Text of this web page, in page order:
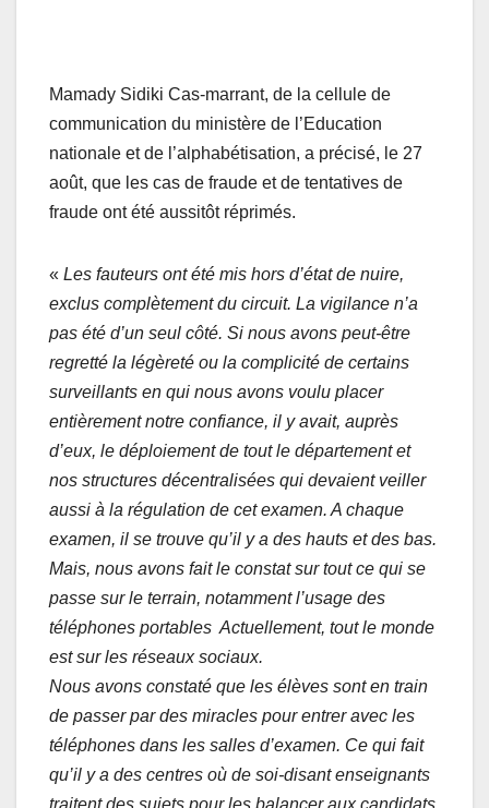
Mamady Sidiki Cas-marrant, de la cellule de
communication du ministère de l’Education
nationale et de l’alphabétisation, a précisé, le 27
août, que les cas de fraude et de tentatives de
fraude ont été aussitôt réprimés.
« Les fauteurs ont été mis hors d’état de nuire,
exclus complètement du circuit. La vigilance n’a
pas été d’un seul côté. Si nous avons peut-être
regretté la légèreté ou la complicité de certains
surveillants en qui nous avons voulu placer
entièrement notre confiance, il y avait, auprès
d’eux, le déploiement de tout le département et
nos structures décentralisées qui devaient veiller
aussi à la régulation de cet examen. A chaque
examen, il se trouve qu’il y a des hauts et des bas.
Mais, nous avons fait le constat sur tout ce qui se
passe sur le terrain, notamment l’usage des
téléphones portables Actuellement, tout le monde
est sur les réseaux sociaux.
Nous avons constaté que les élèves sont en train
de passer par des miracles pour entrer avec les
téléphones dans les salles d’examen. Ce qui fait
qu’il y a des centres où de soi-disant enseignants
traitent des sujets pour les balancer aux candidats